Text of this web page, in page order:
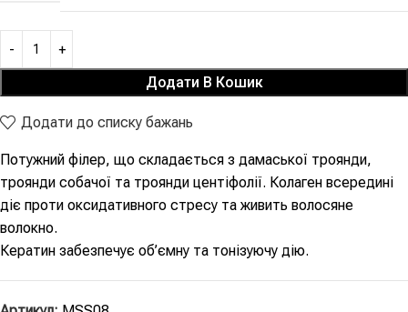
Додати В Кошик
Додати до списку бажань
Потужний філер, що складається з дамаської троянди,
троянди собачої та троянди центіфолії. Колаген всередині
діє проти оксидативного стресу та живить волосяне
волокно.
Кератин забезпечує об’ємну та тонізуючу дію.